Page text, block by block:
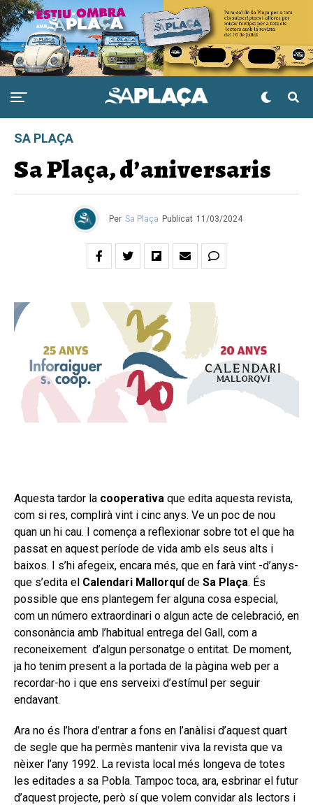
SA PLAÇA
Sa Plaça, d’aniversaris
Per Sa Plaça Publicat 11/03/2024
Aquesta tardor la cooperativa que edita aquesta revista,
com si res, complirà vint i cinc anys. Ve un poc de nou
quan un hi cau. I comença a reflexionar sobre tot el que ha
passat en aquest període de vida amb els seus alts i
baixos. I s’hi afegeix, encara més, que en farà vint -d’anys-
que s’edita el Calendari Mallorquíde Sa Plaça. És
possible que ens plantegem fer alguna cosa especial,
com un número extraordinari o algun acte de celebració, en
consonància amb l’habitual entrega del Gall, com a
reconeixement d’algun personatge o entitat. De moment,
ja ho tenim present a la portada de la pàgina web per a
recordar-ho i que ens serveixi d’estímul per seguir
endavant.
Ara no és l’hora d’entrar a fons en l’anàlisi d’aquest quart
de segle que ha permès mantenir viva la revista que va
nèixer l’any 1992. La revista local més longeva de totes
les editades a sa Pobla. Tampoc toca, ara, esbrinar el futur
d’aquest projecte, però sí que volem convidar als lectors i